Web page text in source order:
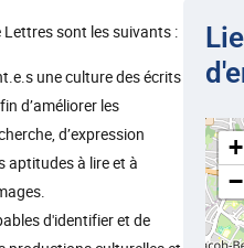
Lettres sont les suivants :
une culture des écrits
d’améliorer les
d’expression
aptitudes à lire et à
d'identifier et de
+
−